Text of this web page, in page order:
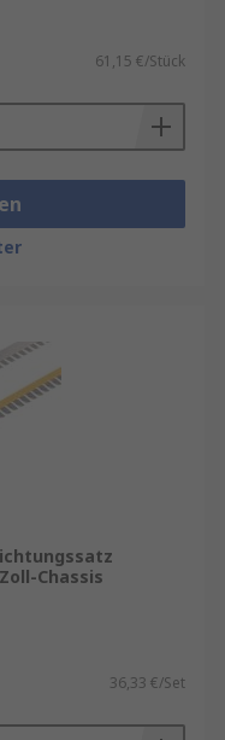
61,15 €/Stück
Chassis
36,33 €/Set